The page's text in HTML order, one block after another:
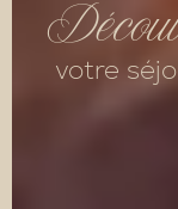
votre